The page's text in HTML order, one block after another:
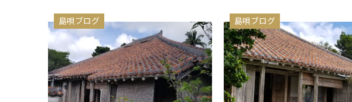
島唄ブログ 島唄ブログ